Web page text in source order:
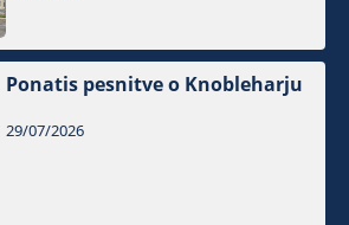
Ponatis pesnitve o Knobleharju
29/07/2026